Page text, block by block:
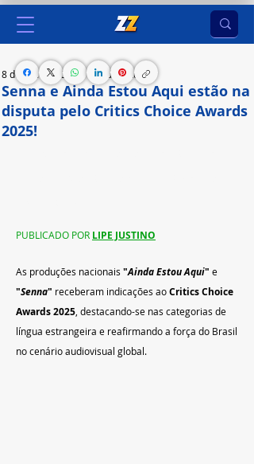
Senna e Ainda Estou Aqui estão na
disputa pelo Critics Choice Awards
2025!
8 de jan. de 2025 2 min de leitura
PUBLICADO POR LIPE JUSTINO
As produções nacionais "Ainda Estou Aqui" e
"Senna" receberam indicações ao Critics Choice
Awards 2025 , destacando-se nas categorias de
língua estrangeira e reafirmando a força do Brasil
no cenário audiovisual global.